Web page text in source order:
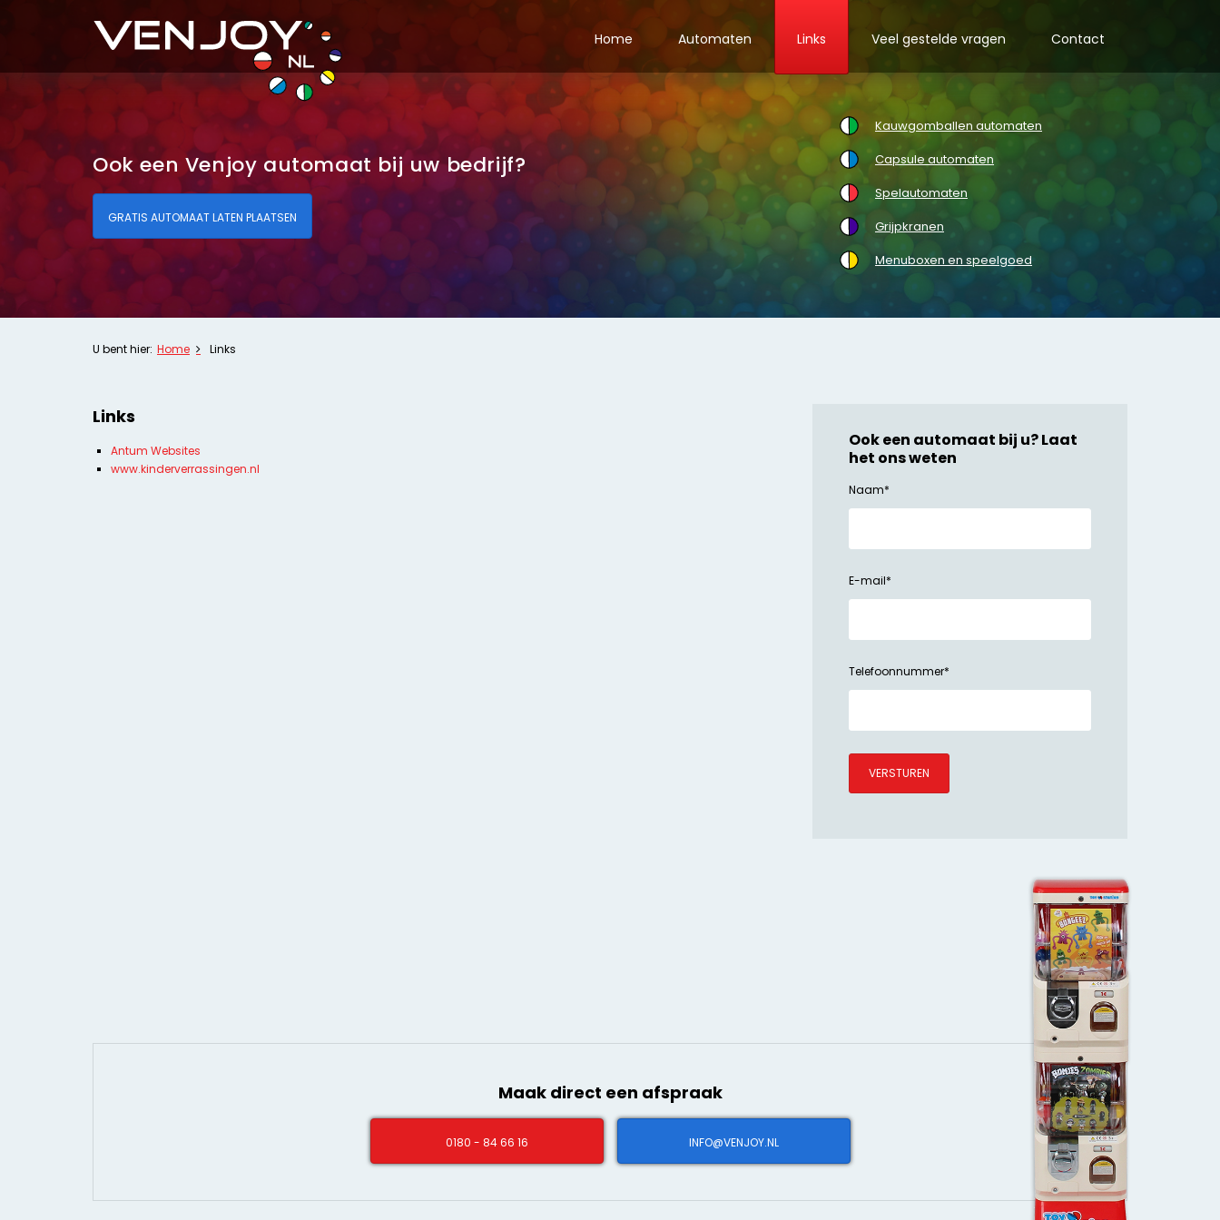
Home Automaten Links Veel gestelde vragen Contact
Ook een Venjoy automaat bij uw bedrijf?
GRATIS AUTOMAAT LATEN PLAATSEN
Kauwgomballen automaten
Capsule automaten
Spelautomaten
Grijpkranen
Menuboxen en speelgoed
U bent hier: Home Links
Links
Antum Websites
www.kinderverrassingen.nl
Ook een automaat bij u? Laat
het ons weten
Naam*
E-mail*
Telefoonnummer*
VERSTUREN
Maak direct een afspraak
0180 - 84 66 16 INFO@VENJOY.NL